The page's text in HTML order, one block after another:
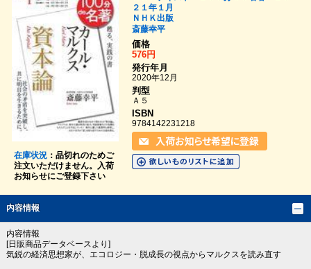
在庫状況：品切れのためご
注文いただけません。入荷
お知らせにご登録下さい
２１年１月
ＮＨＫ出版
斎藤幸平
価格
576円
発行年月
2020年12月
判型
Ａ５
ISBN
9784142231218
内容情報
内容情報
[日販商品データベースより]
気鋭の経済思想家が、エコロジー・脱成長の視点からマルクスを読み直す